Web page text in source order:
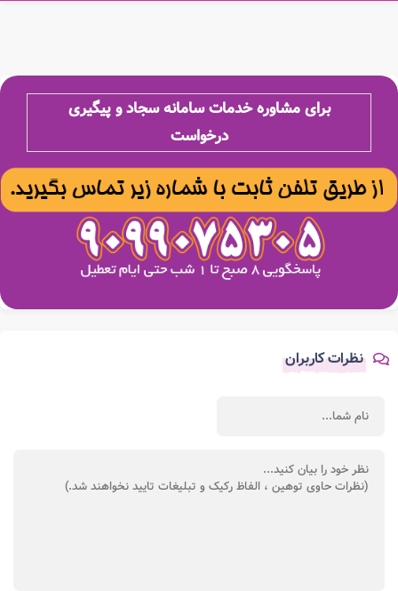
برای مشاوره خدمات سامانه سجاد و پیگیری
درخواست
نظرات کاربران